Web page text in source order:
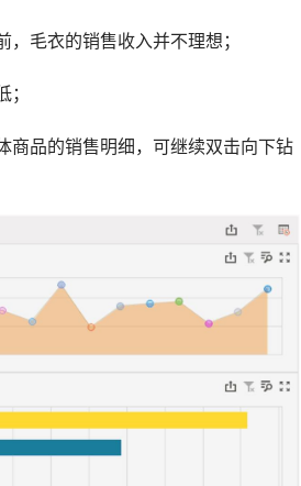
毛衣的销售收入并不理想；
商品的销售明细，可继续双击向下钻